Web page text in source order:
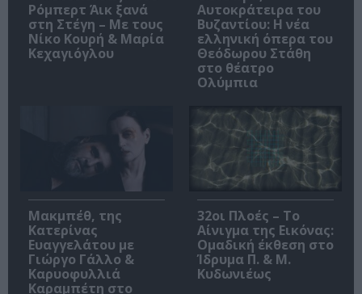
Ρόμπερτ Άικ ξανά
στη Στέγη – Με τους
Νίκο Κουρή & Μαρία
Κεχαγιόγλου
Αυτοκράτειρα του
Βυζαντίου: Η νέα
ελληνική όπερα του
Θεόδωρου Στάθη
στο θέατρο
Ολύμπια
Μακμπέθ, της
Κατερίνας
Ευαγγελάτου με
Γιώργο Γάλλο &
Καρυοφυλλιά
Καραμπέτη στο
32οι Πλοές – Το
Αίνιγμα της Εικόνας:
Ομαδική έκθεση στο
Ίδρυμα Π. & Μ.
Κυδωνιέως